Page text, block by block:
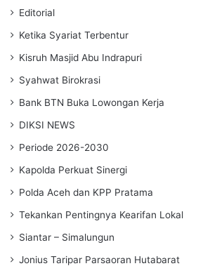
Editorial
Ketika Syariat Terbentur
Kisruh Masjid Abu Indrapuri
Syahwat Birokrasi
Bank BTN Buka Lowongan Kerja
DIKSI NEWS
Periode 2026-2030
Kapolda Perkuat Sinergi
Polda Aceh dan KPP Pratama
Tekankan Pentingnya Kearifan Lokal
Siantar – Simalungun
Jonius Taripar Parsaoran Hutabarat